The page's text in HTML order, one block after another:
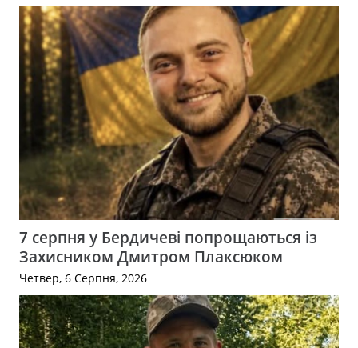
7 серпня у Бердичеві попрощаються із
Захисником Дмитром Плаксюком
Четвер, 6 Серпня, 2026